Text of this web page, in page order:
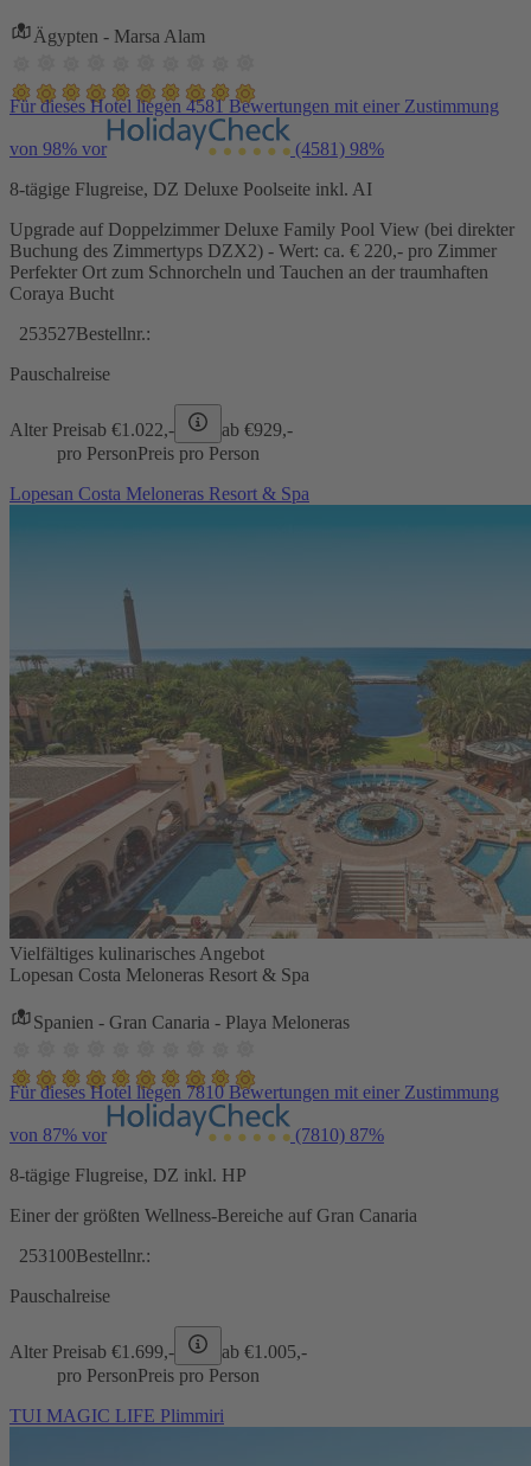
Ägypten - Marsa Alam
Für dieses Hotel liegen 4581 Bewertungen mit einer Zustimmung
von 98% vor (4581) 98%
8-tägige Flugreise, DZ Deluxe Poolseite inkl. AI
Upgrade auf Doppelzimmer Deluxe Family Pool View (bei direkter
Buchung des Zimmertyps DZX2) - Wert: ca. € 220,- pro Zimmer
Perfekter Ort zum Schnorcheln und Tauchen an der traumhaften
Coraya Bucht
253527Bestellnr.:
Pauschalreise
Alter Preisab €1.022,- ab €929,-
pro PersonPreis pro Person
Lopesan Costa Meloneras Resort & Spa
Vielfältiges kulinarisches Angebot
Lopesan Costa Meloneras Resort & Spa
Spanien - Gran Canaria - Playa Meloneras
Für dieses Hotel liegen 7810 Bewertungen mit einer Zustimmung
von 87% vor (7810) 87%
8-tägige Flugreise, DZ inkl. HP
Einer der größten Wellness-Bereiche auf Gran Canaria
253100Bestellnr.:
Pauschalreise
Alter Preisab €1.699,- ab €1.005,-
pro PersonPreis pro Person
TUI MAGIC LIFE Plimmiri